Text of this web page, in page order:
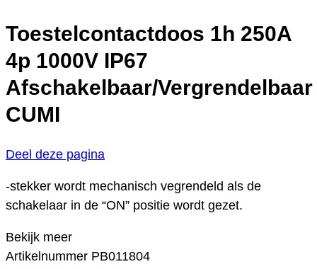
Toestelcontactdoos 1h 250A
4p 1000V IP67
Afschakelbaar/Vergrendelbaar
CUMI
Deel deze pagina
-stekker wordt mechanisch vegrendeld als de
schakelaar in de “ON” positie wordt gezet.
Bekijk meer
Artikelnummer PB011804